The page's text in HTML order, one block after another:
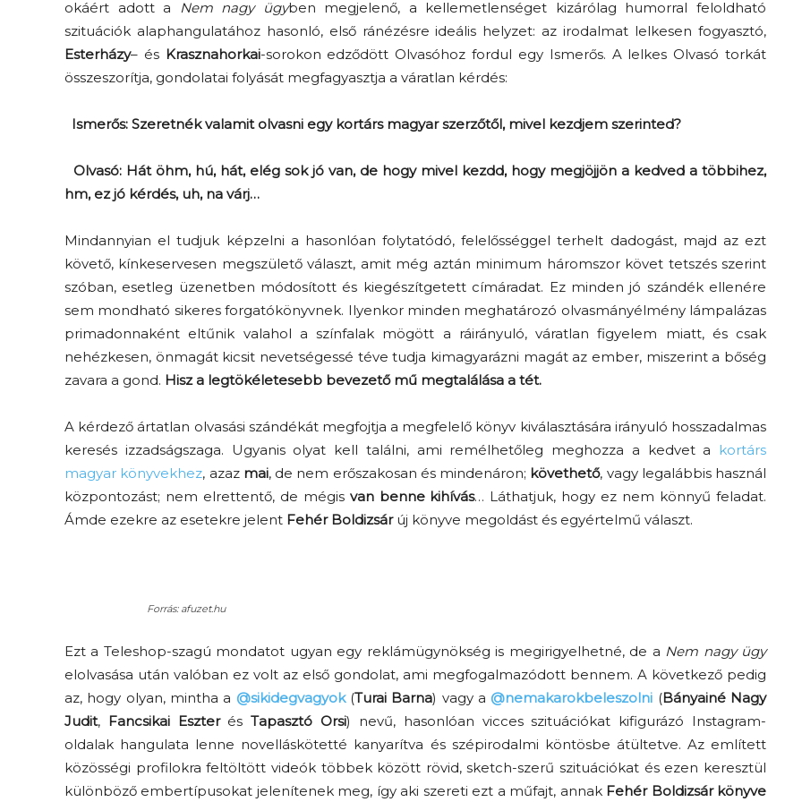
okáért adott a Nem nagy ügyben megjelenő, a kellemetlenséget kizárólag humorral feloldható
szituációk alaphangulatához hasonló, első ránézésre ideális helyzet: az irodalmat lelkesen fogyasztó,
Esterházy– és Krasznahorkai-sorokon edződött Olvasóhoz fordul egy Ismerős. A lelkes Olvasó torkát
összeszorítja, gondolatai folyását megfagyasztja a váratlan kérdés:
Ismerős: Szeretnék valamit olvasni egy kortárs magyar szerzőtől, mivel kezdjem szerinted?
Olvasó: Hát öhm, hú, hát, elég sok jó van, de hogy mivel kezdd, hogy megjöjjön a kedved a többihez,
hm, ez jó kérdés, uh, na várj…
Mindannyian el tudjuk képzelni a hasonlóan folytatódó, felelősséggel terhelt dadogást, majd az ezt
követő, kínkeservesen megszülető választ, amit még aztán minimum háromszor követ tetszés szerint
szóban, esetleg üzenetben módosított és kiegészítgetett címáradat. Ez minden jó szándék ellenére
sem mondható sikeres forgatókönyvnek. Ilyenkor minden meghatározó olvasmányélmény lámpalázas
primadonnaként eltűnik valahol a színfalak mögött a ráirányuló, váratlan figyelem miatt, és csak
nehézkesen, önmagát kicsit nevetségessé téve tudja kimagyarázni magát az ember, miszerint a bőség
zavara a gond. Hisz a legtökéletesebb bevezető mű megtalálása a tét.
A kérdező ártatlan olvasási szándékát megfojtja a megfelelő könyv kiválasztására irányuló hosszadalmas
keresés izzadságszaga. Ugyanis olyat kell találni, ami remélhetőleg meghozza a kedvet a
kortárs
magyar könyvekhez, azaz mai, de nem erőszakosan és mindenáron; követhető, vagy legalábbis használ
központozást; nem elrettentő, de mégis van benne kihívás… Láthatjuk, hogy ez nem könnyű feladat.
Ámde ezekre az esetekre jelent Fehér Boldizsárúj könyve megoldást és egyértelmű választ.
Forrás: afuzet.hu
Ezt a Teleshop-szagú mondatot ugyan egy reklámügynökség is megirigyelhetné, de a Nem nagy ügy
elolvasása után valóban ez volt az első gondolat, ami megfogalmazódott bennem. A következő pedig
az, hogy olyan, mintha a @sikidegvagyok(Turai Barna) vagy a @nemakarokbeleszolni (Bányainé Nagy
Judit, Fancsikai EszterésTapasztó Orsi) nevű, hasonlóan vicces szituációkat kifigurázó Instagram-
oldalak hangulata lenne novelláskötetté kanyarítva és szépirodalmi köntösbe átültetve. Az említett
közösségi profilokra feltöltött videók többek között rövid, sketch-szerű szituációkat és ezen keresztül
különböző embertípusokat jelenítenek meg, így aki szereti ezt a műfajt, annak Fehér Boldizsár könyve
unatkozás képességét? –
S03E02 premier
Amurpodcast